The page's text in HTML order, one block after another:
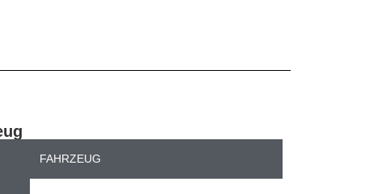
Seitenansicht ©Peter Petersmann
FAHRZEUG